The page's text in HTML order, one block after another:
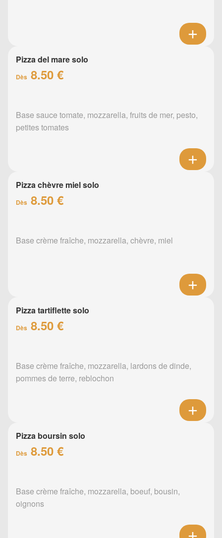
Pizza del mare solo
Dès 8.50 €
Base sauce tomate, mozzarella, fruits de mer, pesto,
petites tomates
Pizza chèvre miel solo
Dès 8.50 €
Base crème fraîche, mozzarella, chèvre, miel
Pizza tartiflette solo
Dès 8.50 €
Base crème fraîche, mozzarella, lardons de dinde,
pommes de terre, reblochon
Pizza boursin solo
Dès 8.50 €
Base crème fraîche, mozzarella, boeuf, bousin,
oignons